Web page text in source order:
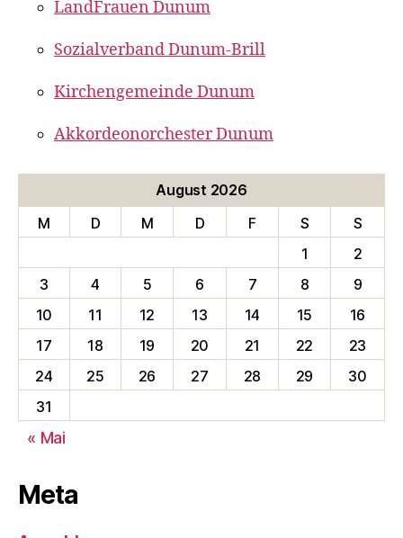
LandFrauen Dunum
Sozialverband Dunum-Brill
Kirchengemeinde Dunum
Akkordeonorchester Dunum
August 2026
M
D M D F S
S
1
2
3
4 5 6 7 8
9
10
11 12 13 14 15
16
17
18 19 20 21 22
23
24
25 26 27 28 29
30
31
« Mai
Meta